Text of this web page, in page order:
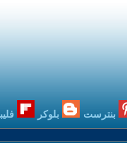
بنترست بلوكر